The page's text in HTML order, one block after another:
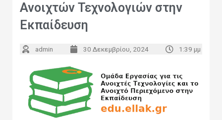
Ανοιχτών Τεχνολογιών στην
Εκπαίδευση
admin 30 Δεκεμβρίου, 2024 1:39 μμ